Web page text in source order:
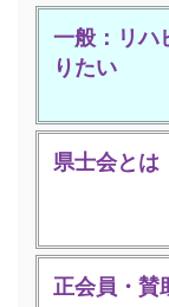
一般：リハ
りたい
県士会とは
正会員・賛